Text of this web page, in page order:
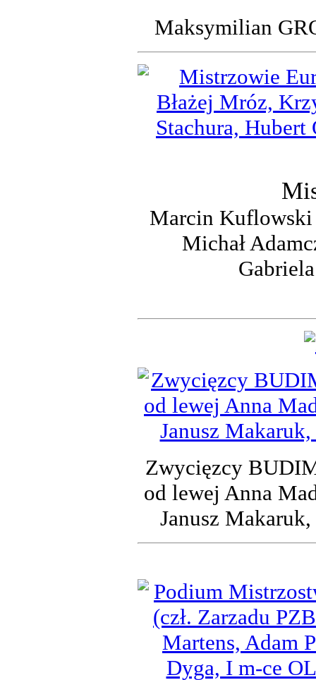
Maksymilian
Marcin Kuflowski
Michał
Zwycięzcy
od lewej Anna
Janusz